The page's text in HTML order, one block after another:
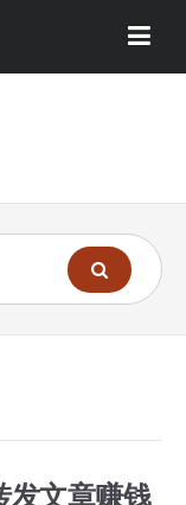
发文章赚钱